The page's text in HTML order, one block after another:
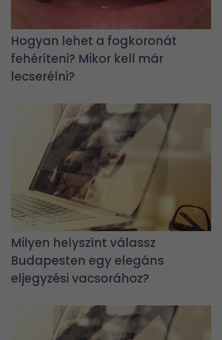
Hogyan lehet a fogkoronát
fehéríteni? Mikor kell már
lecserélni?
Milyen helyszínt válassz
Budapesten egy elegáns
eljegyzési vacsorához?